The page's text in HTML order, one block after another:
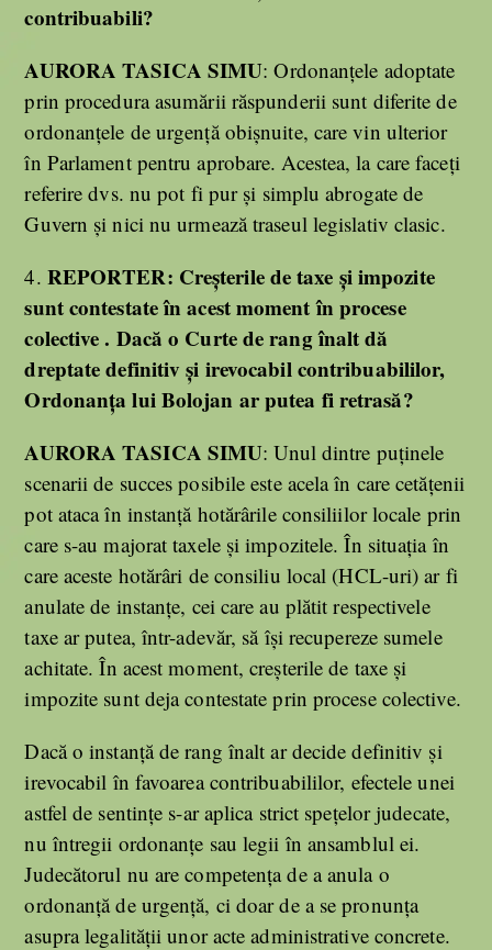
contribuabili?
AURORA TASICA SIMU: Ordonanțele adoptate
prin procedura asumării răspunderii sunt diferite de
ordonanțele de urgență obișnuite, care vin ulterior
în Parlament pentru aprobare. Acestea, la care faceți
referire dvs. nu pot fi pur și simplu abrogate de
Guvern și nici nu urmează traseul legislativ clasic.
4. REPORTER: Creșterile de taxe și impozite
sunt contestate în acest moment în procese
colective . Dacă o Curte de rang înalt dă
dreptate definitiv și irevocabil contribuabililor,
Ordonanța lui Bolojan ar putea fi retrasă?
AURORA TASICA SIMU: Unul dintre puținele
scenarii de succes posibile este acela în care cetățenii
pot ataca în instanță hotărârile consiliilor locale prin
care s-au majorat taxele și impozitele. În situația în
care aceste hotărâri de consiliu local (HCL-uri) ar fi
anulate de instanțe, cei care au plătit respectivele
taxe ar putea, într-adevăr, să își recupereze sumele
achitate. În acest moment, creșterile de taxe și
impozite sunt deja contestate prin procese colective.
Dacă o instanță de rang înalt ar decide definitiv și
irevocabil în favoarea contribuabililor, efectele unei
astfel de sentințe s-ar aplica strict spețelor judecate,
nu întregii ordonanțe sau legii în ansamblul ei.
Judecătorul nu are competența de a anula o
ordonanță de urgență, ci doar de a se pronunța
asupra legalității unor acte administrative concrete.